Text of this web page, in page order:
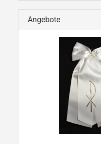
Angebote